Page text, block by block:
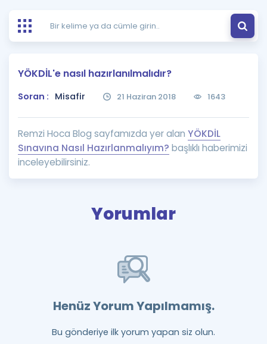
Ücretsiz Kaynaklar
Puan Hesaplama
Rehberlik Aracı
ÖSYM Sınav Takvimi
Kampanyalar
Blog
İngilizce Gramer
Blog
İngilizce Gramer
Hakkımızda
YÖKDİL'e nasıl hazırlanılmalıdır?
Soran : Misafir 21 Haziran 2018 1643
Remzi Hoca Blog sayfamızda yer alan YÖKDİL
Sınavına Nasıl Hazırlanmalıyım? başlıklı haberimizi
inceleyebilirsiniz.
Yorumlar
Henüz Yorum Yapılmamış.
Bu gönderiye ilk yorum yapan siz olun.